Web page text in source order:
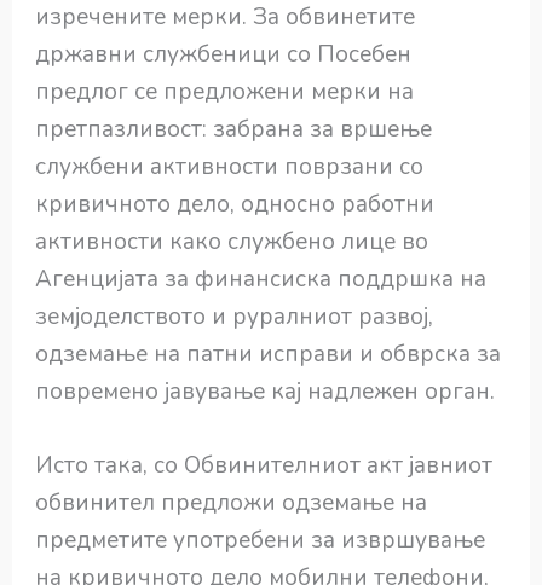
изречените мерки. За обвинетите
државни службеници со Посебен
предлог се предложени мерки на
претпазливост: забрана за вршење
службени активности поврзани со
кривичното дело, односно работни
активности како службено лице во
Агенцијата за финансиска поддршка на
земјоделството и руралниот развој,
одземање на патни исправи и обврска за
повремено јавување кај надлежен орган.
Исто така, со Обвинителниот акт јавниот
обвинител предложи одземање на
предметите употребени за извршување
на кривичното дело мобилни телефони,